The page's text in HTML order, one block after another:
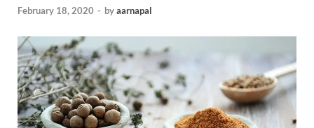
February 18, 2020 - byaarnapal